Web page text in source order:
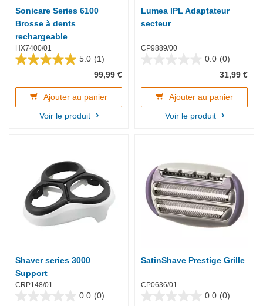
Sonicare Series 6100
Brosse à dents
rechargeable
HX7400/01
5.0 (1)
5.0
5
étoiles.
1
99,99 €
Ajouter au panier
Voir le produit
Lumea IPL Adaptateur
secteur
CP9889/00
0.0 (0)
5
étoiles.
31,99 €
Ajouter au panier
Voir le produit
Shaver series 3000
Support
CRP148/01
0.0 (0)
SatinShave Prestige Grille
CP0636/01
0.0 (0)